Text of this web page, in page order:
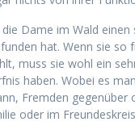
Dame im Wald einen
hat. Wenn sie so
muss sie wohl ein
haben. Wobei es
Fremden gegenüber
oder im